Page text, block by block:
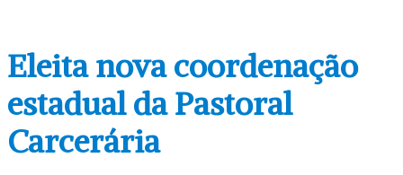
Eleita nova coordenação
estadual da Pastoral
Carcerária